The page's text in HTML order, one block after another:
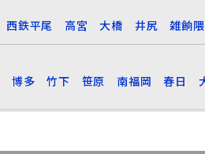
西鉄平尾 高宮 大橋 井尻 雑餉隈
博多 竹下 笹原 南福岡 春日